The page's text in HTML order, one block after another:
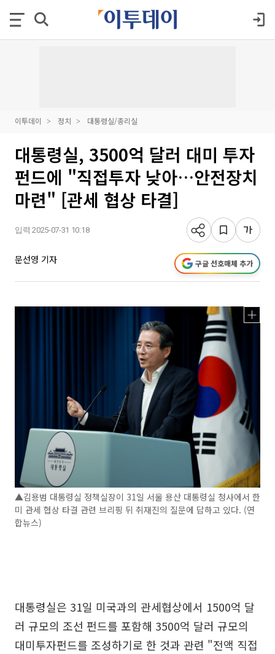
이투데이 정치 대통령실/총리실
대통령실, 3500억 달러 대미 투자
펀드에 "직접투자 낮아…안전장치
마련" [관세 협상 타결]
입력 2025-07-31 10:18
문선영 기자 구글 선호매체 추가
▲김용범 대통령실 정책실장이 31일 서울 용산 대통령실 청사에서 한
미 관세 협상 타결 관련 브리핑 뒤 취재진의 질문에 답하고 있다. (연
합뉴스)
대통령실은 31일 미국과의 관세협상에서 1500억 달
러 규모의 조선 펀드를 포함해 3500억 달러 규모의
대미투자펀드를 조성하기로 한 것과 관련 "전액 직접